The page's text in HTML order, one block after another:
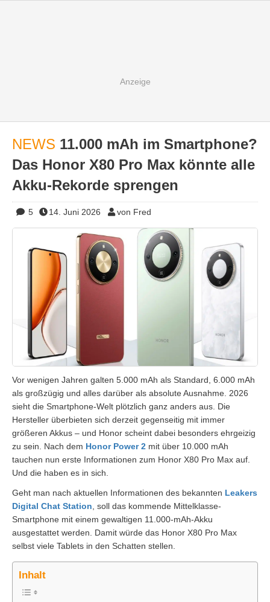
NEWS 11.000 mAh im Smartphone?
Das Honor X80 Pro Max könnte alle
Akku-Rekorde sprengen
5 14. Juni 2026 von Fred
Vor wenigen Jahren galten 5.000 mAh als Standard, 6.000 mAh
als großzügig und alles darüber als absolute Ausnahme. 2026
sieht die Smartphone-Welt plötzlich ganz anders aus. Die
Hersteller überbieten sich derzeit gegenseitig mit immer
größeren Akkus – und Honor scheint dabei besonders ehrgeizig
zu sein. Nach dem Honor Power 2 mit über 10.000 mAh
tauchen nun erste Informationen zum Honor X80 Pro Max auf.
Und die haben es in sich.
Geht man nach aktuellen Informationen des bekannten Leakers
Digital Chat Station, soll das kommende Mittelklasse-
Smartphone mit einem gewaltigen 11.000-mAh-Akku
ausgestattet werden. Damit würde das Honor X80 Pro Max
selbst viele Tablets in den Schatten stellen.
Inhalt